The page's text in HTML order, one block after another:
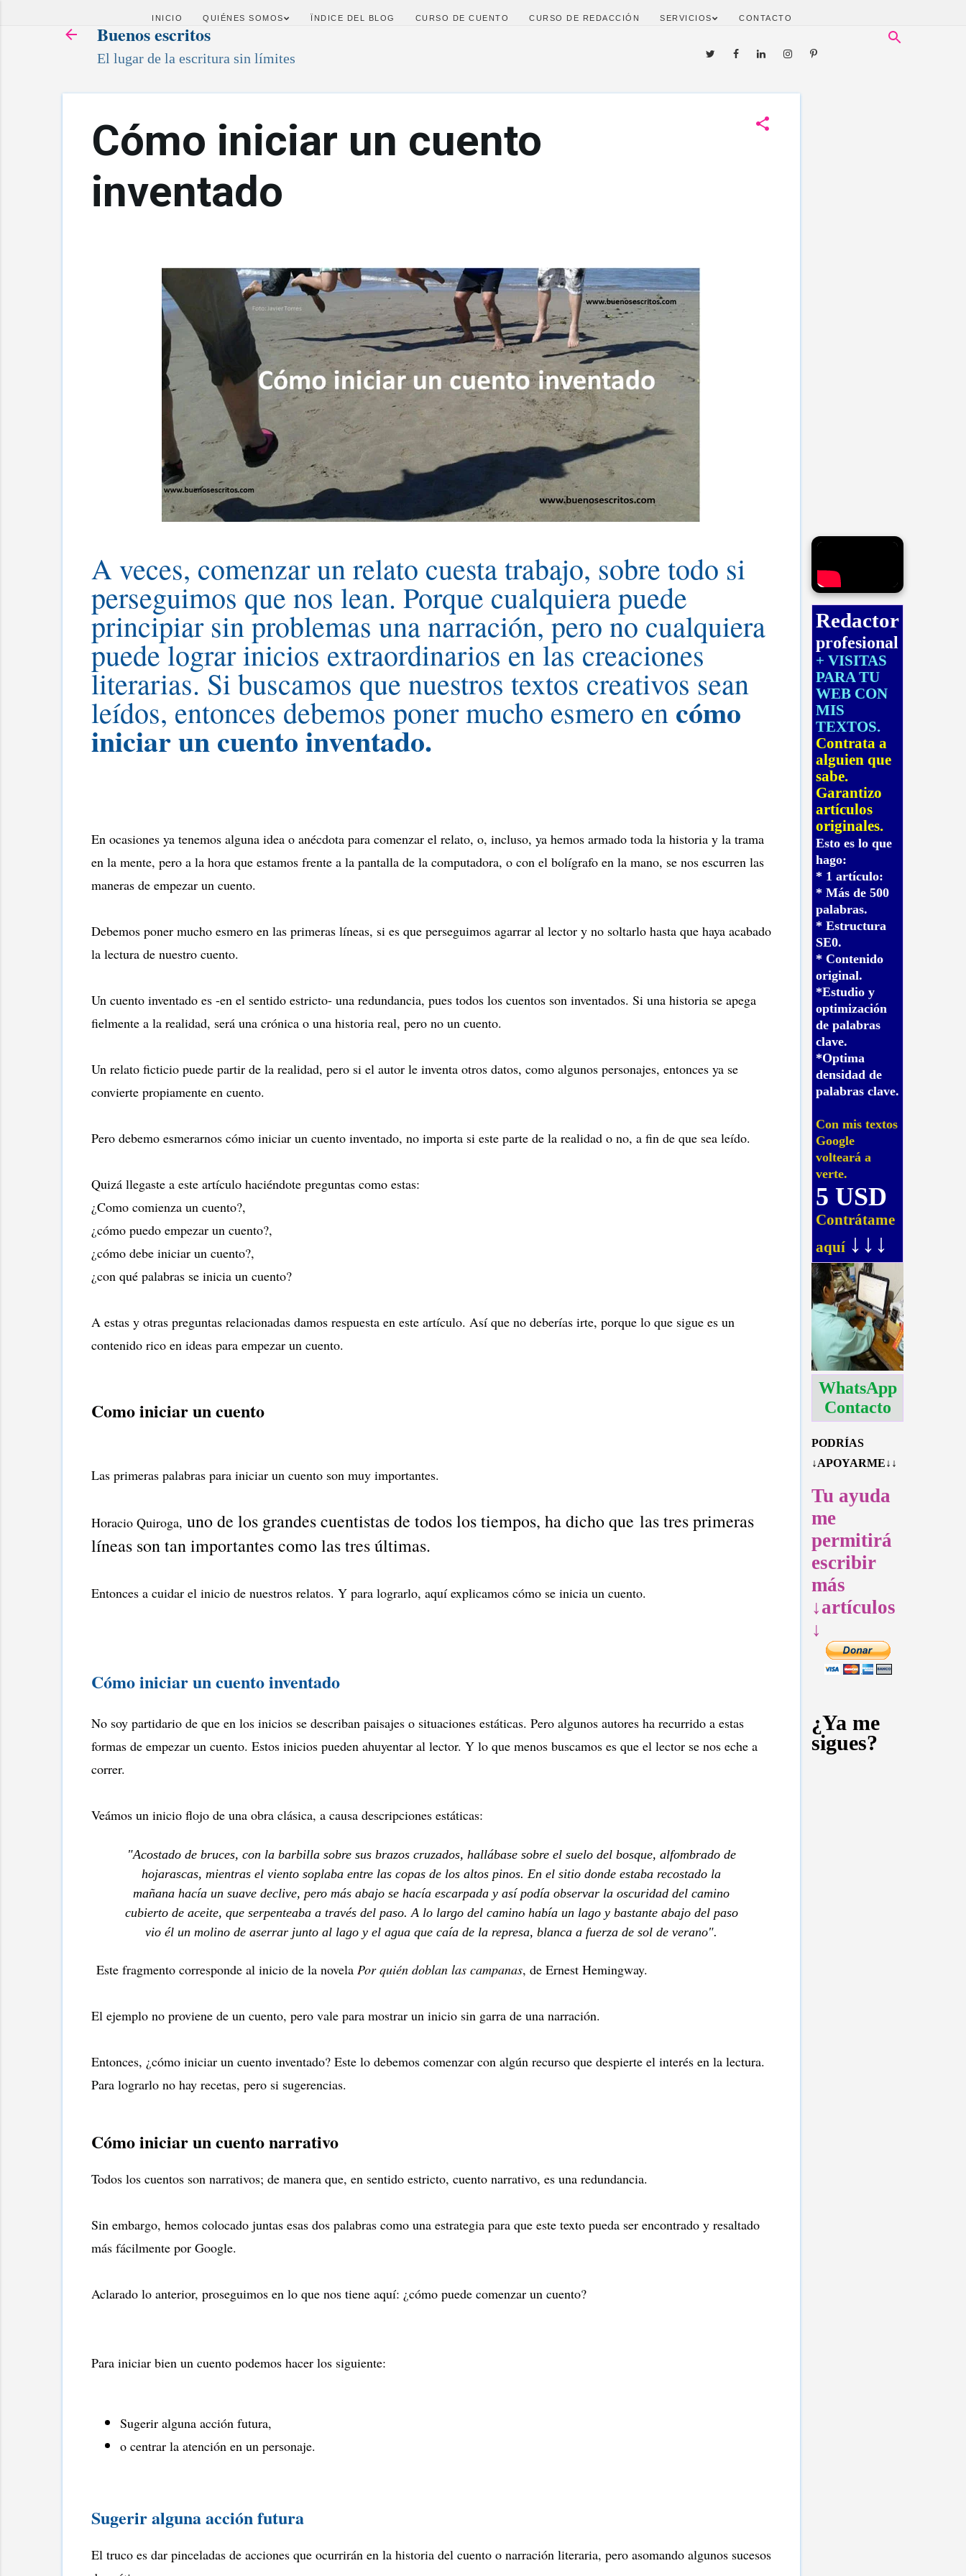
INICIO QUIÉNES SOMOS ÏNDICE DEL BLOG CURSO DE CUENTO CURSO DE REDACCIÓN SERVICIOS CONTACTO
Ir al contenido principal
Buenos escritos
El lugar de la escritura sin límites
Redactor
profesional
+ VISITAS
PARA TU
WEB CON
MIS
TEXTOS.
Contrata a
alguien que
sabe.
Garantizo
artículos
originales.
Esto es lo que
hago:
* 1 artículo:
* Más de 500
palabras.
* Estructura
SE0.
* Contenido
original.
*Estudio y
optimización
de palabras
clave.
*Optima
densidad de
palabras clave.
Con mis textos
Google
volteará a
verte.
5 USD
Contrátame
aquí ↓↓↓
WhatsApp
Contacto
PODRÍAS
↓APOYARME↓↓
Tu ayuda
me
permitirá
escribir
más
↓artículos
↓
¿Ya me
sigues?
Cómo iniciar un cuento
inventado
A veces, comenzar un relato cuesta trabajo, sobre todo si
perseguimos que nos lean. Porque cualquiera puede
principiar sin problemas una narración, pero no cualquiera
puede lograr inicios extraordinarios en las creaciones
literarias. Si buscamos que nuestros textos creativos sean
leídos, entonces debemos poner mucho esmero en cómo
iniciar un cuento inventado.
En ocasiones ya tenemos alguna idea o anécdota para comenzar el relato, o, incluso, ya hemos armado toda la historia y la trama
en la mente, pero a la hora que estamos frente a la pantalla de la computadora, o con el bolígrafo en la mano, se nos escurren las
maneras de empezar un cuento.
Debemos poner mucho esmero en las primeras líneas, si es que perseguimos agarrar al lector y no soltarlo hasta que haya acabado
la lectura de nuestro cuento.
Un cuento inventado es -en el sentido estricto- una redundancia, pues todos los cuentos son inventados. Si una historia se apega
fielmente a la realidad, será una crónica o una historia real, pero no un cuento.
Un relato ficticio puede partir de la realidad, pero si el autor le inventa otros datos, como algunos personajes, entonces ya se
convierte propiamente en cuento.
Pero debemo esmerarnos cómo iniciar un cuento inventado, no importa si este parte de la realidad o no, a fin de que sea leído.
Quizá llegaste a este artículo haciéndote preguntas como estas:
¿Como comienza un cuento?,
¿cómo puedo empezar un cuento?,
¿cómo debe iniciar un cuento?,
¿con qué palabras se inicia un cuento?
A estas y otras preguntas relacionadas damos respuesta en este artículo. Así que no deberías irte, porque lo que sigue es un
contenido rico en ideas para empezar un cuento.
Como iniciar un cuento
Las primeras palabras para iniciar un cuento son muy importantes.
Horacio Quiroga, uno de los grandes cuentistas de todos los tiempos, ha dicho que las tres primeras
líneas son tan importantes como las tres últimas.
Entonces a cuidar el inicio de nuestros relatos. Y para lograrlo, aquí explicamos cómo se inicia un cuento.
Cómo iniciar un cuento inventado
No soy partidario de que en los inicios se describan paisajes o situaciones estáticas. Pero algunos autores ha recurrido a estas
formas de empezar un cuento. Estos inicios pueden ahuyentar al lector. Y lo que menos buscamos es que el lector se nos eche a
correr.
Veámos un inicio flojo de una obra clásica, a causa descripciones estáticas:
"Acostado de bruces, con la barbilla sobre sus brazos cruzados, hallábase sobre el suelo del bosque, alfombrado de
hojarascas, mientras el viento soplaba entre las copas de los altos pinos. En el sitio donde estaba recostado la
mañana hacía un suave declive, pero más abajo se hacía escarpada y así podía observar la oscuridad del camino
cubierto de aceite, que serpenteaba a través del paso. A lo largo del camino había un lago y bastante abajo del paso
vio él un molino de aserrar junto al lago y el agua que caía de la represa, blanca a fuerza de sol de verano".
Este fragmento corresponde al inicio de la novela Por quién doblan las campanas, de Ernest Hemingway.
El ejemplo no proviene de un cuento, pero vale para mostrar un inicio sin garra de una narración.
Entonces, ¿cómo iniciar un cuento inventado? Este lo debemos comenzar con algún recurso que despierte el interés en la lectura.
Para lograrlo no hay recetas, pero si sugerencias.
Cómo iniciar un cuento narrativo
Todos los cuentos son narrativos; de manera que, en sentido estricto, cuento narrativo, es una redundancia.
Sin embargo, hemos colocado juntas esas dos palabras como una estrategia para que este texto pueda ser encontrado y resaltado
más fácilmente por Google.
Aclarado lo anterior, proseguimos en lo que nos tiene aquí: ¿cómo puede comenzar un cuento?
Para iniciar bien un cuento podemos hacer los siguiente:
Sugerir alguna acción futura,
o centrar la atención en un personaje.
Sugerir alguna acción futura
El truco es dar pinceladas de acciones que ocurrirán en la historia del cuento o narración literaria, pero asomando algunos sucesos